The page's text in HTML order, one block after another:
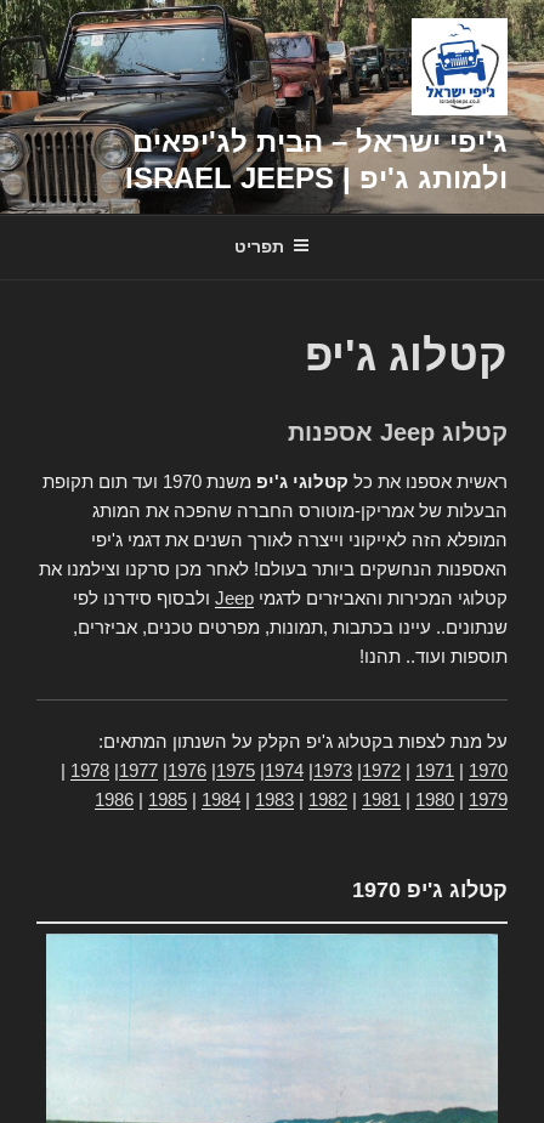
דילוג
לתוכן
ג'יפי ישראל – הבית לג'יפאים
ולמותג ג'יפ | ISRAEL JEEPS
תפריט
קטלוג ג'יפ
קטלוג Jeep אספנות
ראשית אספנו את כל קטלוגי ג'יפ
משנת 1970 ועד תום תקופת
הבעלות של אמריקן-מוטורס החברה שהפכה את המותג
המופלא הזה לאייקוני וייצרה לאורך השנים את דגמי ג'יפי
האספנות הנחשקים ביותר בעולם! לאחר מכן סרקנו וצילמנו את
קטלוגי המכירות והאביזרים לדגמי Jeep ולבסוף סידרנו לפי
שנתונים.. עיינו בכתבות ,תמונות, מפרטים טכנים, אביזרים,
תוספות ועוד.. תהנו!
על מנת לצפות בקטלוג ג'יפ הקלק על השנתון המתאים:
1970
1971
1972
1973
1974
1975
1976
1977
1978
1979
1980
1981
1982
1983
1984
1985
1986
קטלוג ג'יפ 1970